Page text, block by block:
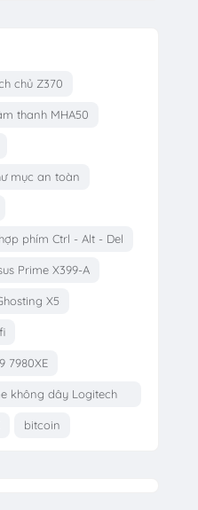
chủ Z370
thanh MHA50
mục an toàn
phím Ctrl - Alt - Del
Prime X399-A
X5
7980XE
không dây Logitech
bitcoin